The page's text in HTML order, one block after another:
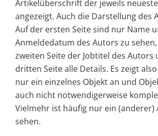
Artikelüberschrift der jeweils
angezeigt. Auch die Darstellung des
Auf der ersten Seite sind nur Name
Anmeldedatum des Autors zu
zweiten Seite der Jobtitel des Autors
dritten Seite alle Details. Es zeigt
nur ein einzelnes Objekt an und
auch nicht notwendigerweise
Vielmehr ist häufig nur ein (anderer)
sehen.